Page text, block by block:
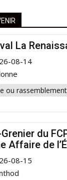
La
08-14
ou
du
Affaire de
!
08-15